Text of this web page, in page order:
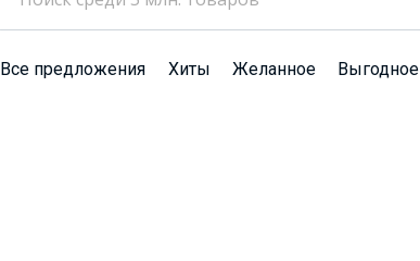
Все предложения Хиты Желанное Выгодное